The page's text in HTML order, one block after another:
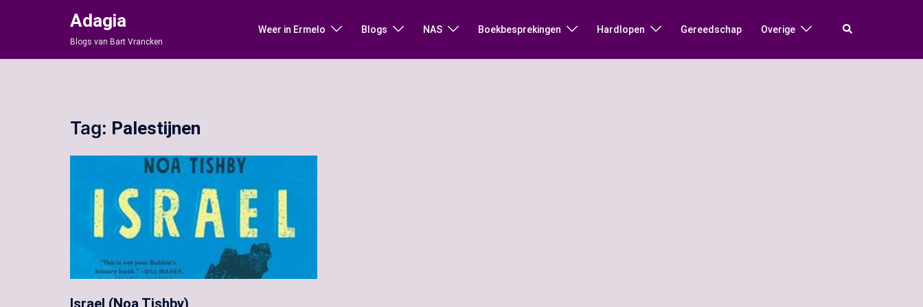
inhoud
Adagia
Blogs van Bart Vrancken
Weer in Ermelo Blogs NAS Boekbesprekingen Hardlopen Gereedschap Overige Zoeken
Tag: Palestijnen
Israel (Noa Tishby)